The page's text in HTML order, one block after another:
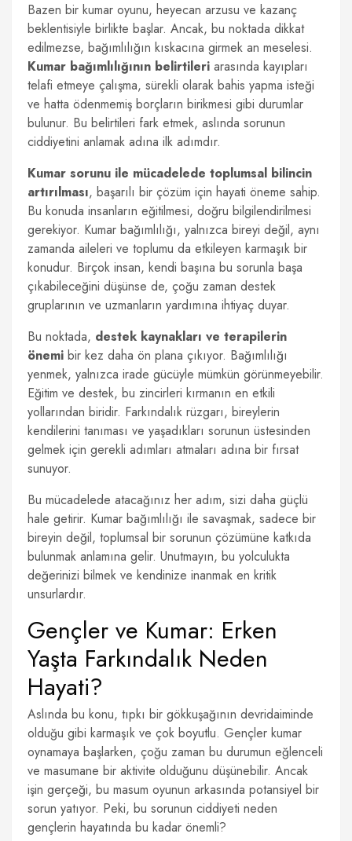
Bazen bir kumar oyunu, heyecan arzusu ve kazanç
beklentisiyle birlikte başlar. Ancak, bu noktada dikkat
edilmezse, bağımlılığın kıskacına girmek an meselesi.
Kumar bağımlılığının belirtileri arasında kayıpları
telafi etmeye çalışma, sürekli olarak bahis yapma isteği
ve hatta ödenmemiş borçların birikmesi gibi durumlar
bulunur. Bu belirtileri fark etmek, aslında sorunun
ciddiyetini anlamak adına ilk adımdır.
Kumar sorunu ile mücadelede toplumsal bilincin
artırılması, başarılı bir çözüm için hayati öneme sahip.
Bu konuda insanların eğitilmesi, doğru bilgilendirilmesi
gerekiyor. Kumar bağımlılığı, yalnızca bireyi değil, aynı
zamanda aileleri ve toplumu da etkileyen karmaşık bir
konudur. Birçok insan, kendi başına bu sorunla başa
çıkabileceğini düşünse de, çoğu zaman destek
gruplarının ve uzmanların yardımına ihtiyaç duyar.
Bu noktada, destek kaynakları ve terapilerin
önemi bir kez daha ön plana çıkıyor. Bağımlılığı
yenmek, yalnızca irade gücüyle mümkün görünmeyebilir.
Eğitim ve destek, bu zincirleri kırmanın en etkili
yollarından biridir. Farkındalık rüzgarı, bireylerin
kendilerini tanıması ve yaşadıkları sorunun üstesinden
gelmek için gerekli adımları atmaları adına bir fırsat
sunuyor.
Bu mücadelede atacağınız her adım, sizi daha güçlü
hale getirir. Kumar bağımlılığı ile savaşmak, sadece bir
bireyin değil, toplumsal bir sorunun çözümüne katkıda
bulunmak anlamına gelir. Unutmayın, bu yolculukta
değerinizi bilmek ve kendinize inanmak en kritik
unsurlardır.
Gençler ve Kumar: Erken
Yaşta Farkındalık Neden
Hayati?
Aslında bu konu, tıpkı bir gökkuşağının devridaiminde
olduğu gibi karmaşık ve çok boyutlu. Gençler kumar
oynamaya başlarken, çoğu zaman bu durumun eğlenceli
ve masumane bir aktivite olduğunu düşünebilir. Ancak
işin gerçeği, bu masum oyunun arkasında potansiyel bir
sorun yatıyor. Peki, bu sorunun ciddiyeti neden
gençlerin hayatında bu kadar önemli?